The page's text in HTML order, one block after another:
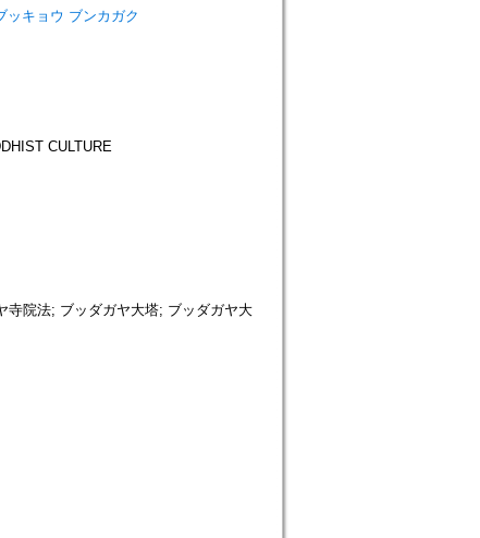
キョウ ブンカガク
CULTURE
寺院法; ブッダガヤ大塔; ブッダガヤ大